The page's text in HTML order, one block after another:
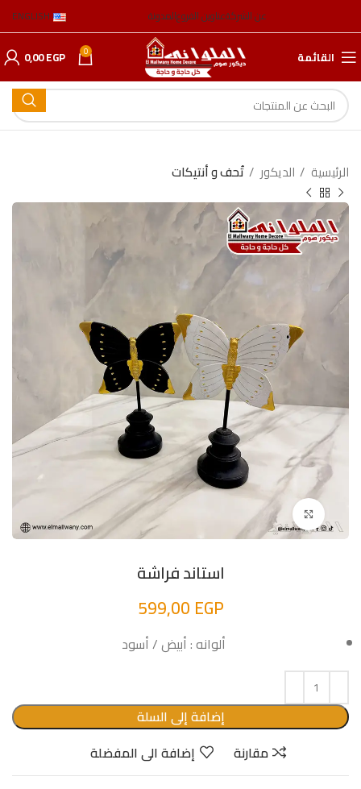
عن الشركةعناوين الفروعالمدونة ENGLISH
القائمة 0
0,00EGP
الرئيسية الدیكور تُحف و أنتیكات
اضغط للتكبير
استاند فراشة
599,00 EGP
ألوانه : أبيض / أسود
إضافة إلى السلة
مقارنة
إضافة الى المفضلة